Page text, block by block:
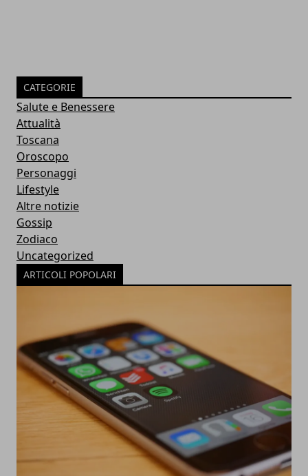
CATEGORIE
Salute e Benessere
Attualità
Toscana
Oroscopo
Personaggi
Lifestyle
Altre notizie
Gossip
Zodiaco
Uncategorized
ARTICOLI POPOLARI